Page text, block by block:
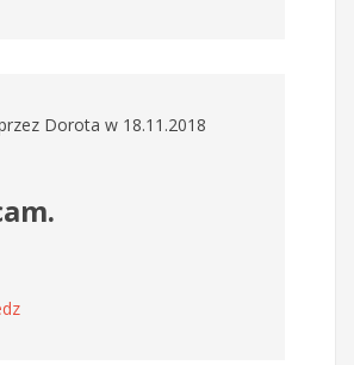
Dorota w 18.11.2018